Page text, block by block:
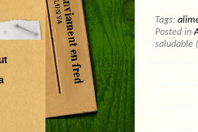
Tags:
Posted in
saludable